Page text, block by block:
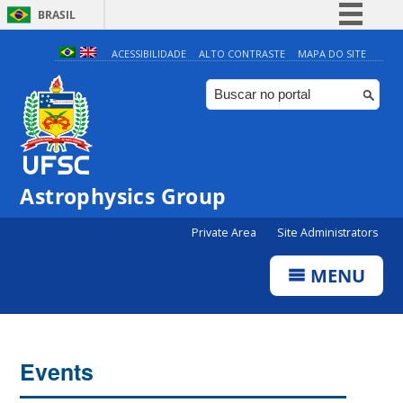
BRASIL
Simplifique!
Comunica BR
Participe
ACESSIBILIDADE ALTO CONTRASTE MAPA DO SITE
Astrophysics Group
Private Area Site Administrators
MENU
Events
0:00